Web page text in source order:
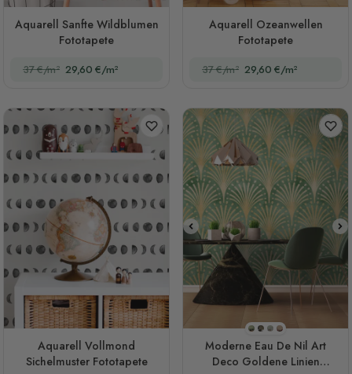
Aquarell Sanfte Wildblumen
Fototapete
37 €/m² 29,60 €/m²
Aquarell Ozeanwellen
Fototapete
37 €/m² 29,60 €/m²
Aquarell Vollmond
Sichelmuster Fototapete
Stil 1
Stil 2
Stil 3
Stil 4
Moderne Eau De Nil Art
Deco Goldene Linien